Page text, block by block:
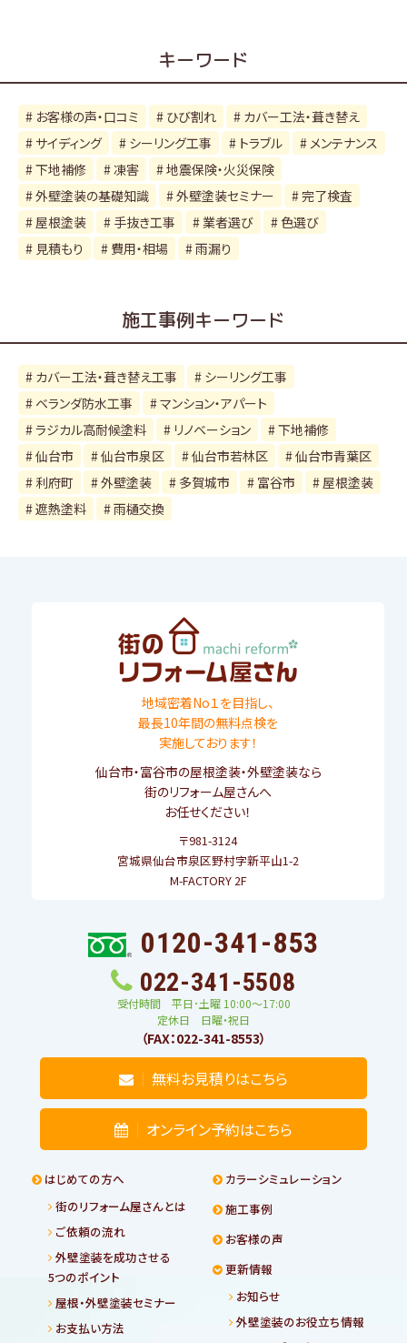
キーワード
お客様の声・口コミ ひび割れ
カバー工法・葺き替え
サイディング
シーリング工事 トラブル
メンテナンス
下地補修
凍害
地震保険・火災保険
外壁塗装の基礎知識
外壁塗装セミナー
完了検査
屋根塗装
手抜き工事 業者選び
色選び
見積もり
費用・相場 雨漏り
施工事例キーワード
カバー工法・葺き替え工事
シーリング工事
ベランダ防水工事
マンション・アパート
ラジカル高耐候塗料
リノベーション
下地補修
仙台市
仙台市泉区 仙台市若林区
仙台市青葉区
利府町
外壁塗装 多賀城市 富谷市
屋根塗装
遮熱塗料
雨樋交換
地域密着No１を目指し、
最長10年間の無料点検を
実施しております！
仙台市・富谷市の屋根塗装・外壁塗装なら
街のリフォーム屋さんへ
お任せください！
〒981-3124
宮城県仙台市泉区野村字新平山1-2
M-FACTORY 2F
0120-341-853
022-341-5508
受付時間 平日･土曜 10:00〜17:00
定休日 日曜・祝日
（FAX：022-341-8553）
無料お見積りはこちら
オンライン予約はこちら
はじめての方へ
街のリフォーム屋さんとは
ご依頼の流れ
外壁塗装を成功させる
5つのポイント
屋根・外壁塗装セミナー
お支払い方法
カラーシミュレーション
施工事例
お客様の声
更新情報
お知らせ
外壁塗装のお役立ち情報